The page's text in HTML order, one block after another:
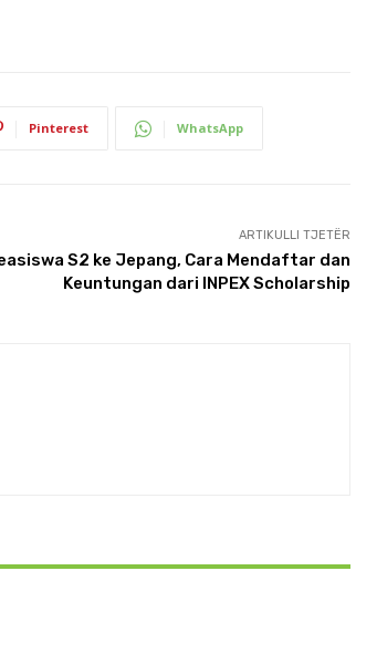
Pinterest WhatsApp
ARTIKULLI TJETËR
S2 ke Jepang, Cara Mendaftar dan
Keuntungan dari INPEX Scholarship